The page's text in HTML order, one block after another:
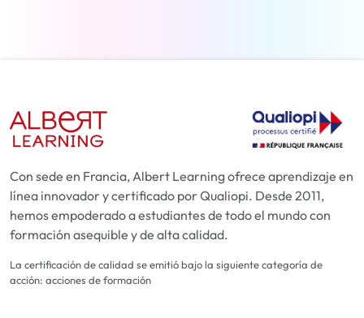
Con sede en Francia, Albert Learning ofrece aprendizaje en
línea innovador y certificado por Qualiopi. Desde 2011,
hemos empoderado a estudiantes de todo el mundo con
formación asequible y de alta calidad.
La certificación de calidad se emitió bajo la siguiente categoría de
acción: acciones de formación